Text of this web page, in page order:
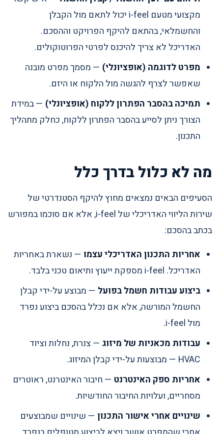
מקצועי מטעם i-feel יכול לתאם מול הקבלן
והחשמלאי, בהתאם להיקף הפרויקט וההסכם.
האדריכל לא צריך להיכנס לפרטי הפרוטוקולים.
מפרט לדוגמה (אופציונלי) — מסמך מפרט מובנה
שאפשר לצרף להגשה מול הלקוח או היזם.
תמיכה בהסבר הפתרון ללקוח (אופציונלי) — במידת
הצורך ניתן לסייע בהסבר הפתרון ללקוח, כחלק מתהליך
התכנון.
מה לא כלול בדרך כלל
הסעיפים הבאים נמצאים מחוץ להיקף הסטנדרטי של
שירות הליווי האדריכלי של i-feel, אלא אם סוכמו במפורש
בכתב בהסכם:
אחריות התכנון האדריכלי עצמו — נשארת באחריות
האדריכל. i-feel מספקת ייעוץ ותיאום טכני בלבד.
ביצוע עבודות חשמל בפועל — מבוצע על-ידי קבלן
החשמל המורשה, אלא אם נכלל בהסכם ביצוע נפרד
מול i-feel.
עבודות מכאניות של מיזוג — צנרת, נחלות וציוד
HVAC — מבוצעות על-ידי קבלן המיזוג.
אחריות ספק האינטרנט — חיבור האינטרנט, ראוטרים
מסחריים, ועלויות החיבור החודשיות.
שינויים אחרי אישור התכנון — שינויים שמבוצעים